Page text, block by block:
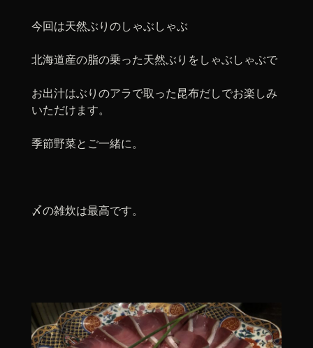
今回は天然ぶりのしゃぶしゃぶ
北海道産の脂の乗った天然ぶりをしゃぶしゃぶで
お出汁はぶりのアラで取った昆布だしでお楽しみ
いただけます。
季節野菜とご一緒に。
〆の雑炊は最高です。